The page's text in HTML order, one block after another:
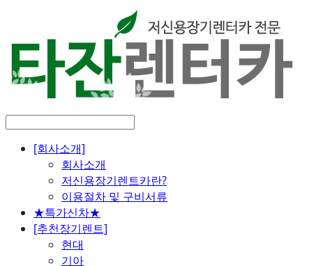
[회사소개]
회사소개
저신용장기렌트카란?
이용절차 및 구비서류
★특가신차★
[추천장기렌트]
현대
기아